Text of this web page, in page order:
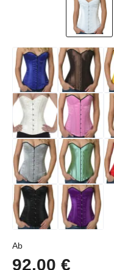
AbRegulärer Preis:
92,00 €